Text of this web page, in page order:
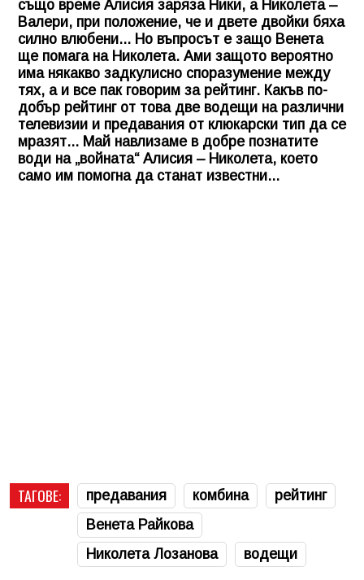
също време Алисия заряза Ники, а Николета –
Валери, при положение, че и двете двойки бяха
силно влюбени... Но въпросът е защо Венета
ще помага на Николета. Ами защото вероятно
има някакво задкулисно споразумение между
тях, а и все пак говорим за рейтинг. Какъв по-
добър рейтинг от това две водещи на различни
телевизии и предавания от клюкарски тип да се
мразят... Май навлизаме в добре познатите
води на „войната“ Алисия – Николета, което
само им помогна да станат известни...
ТАГОВЕ: предавания комбина
рейтинг
Венета Райкова
Николета Лозанова
водещи